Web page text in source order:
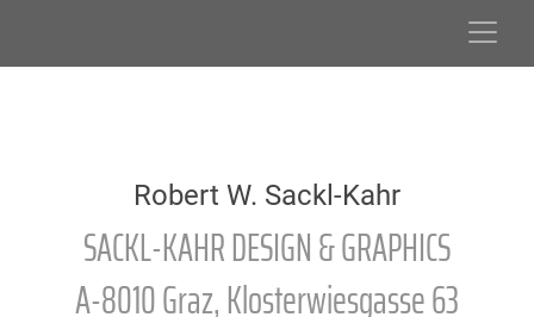
content
Robert W. Sackl-Kahr
SACKL-KAHR DESIGN & GRAPHICS
A-8010 Graz, Klosterwiesgasse 63